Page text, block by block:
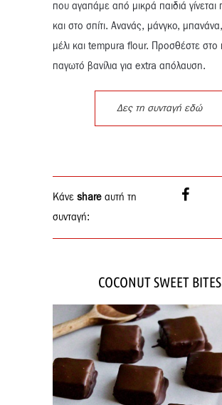
που αγαπάμε από μικρά παιδιά γίνεται
και στο σπίτι. Ανανάς, μάνγκο,
μέλι και tempura flour. Προσθέστε στο
παγωτό βανίλια για extra απόλαυση.
Δες τη συνταγή εδώ
Κάνε share αυτή τη
συνταγή:
COCONUT SWEET BITES